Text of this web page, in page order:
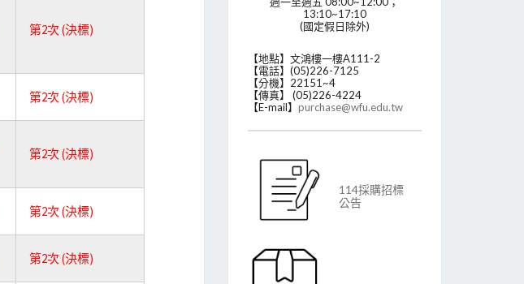
第2次 (決標)
第2次 (決標)
第2次 (決標)
第2次 (決標)
第2次 (決標)
13:10~17:10
(國定假日除外)
【地點】文鴻樓一樓A111-2
【電話】(05)226-7125
【分機】22151~4
【傳真】 (05)226-4224
【E-mail】 purchase@wfu.edu.tw
114採購招標
公告